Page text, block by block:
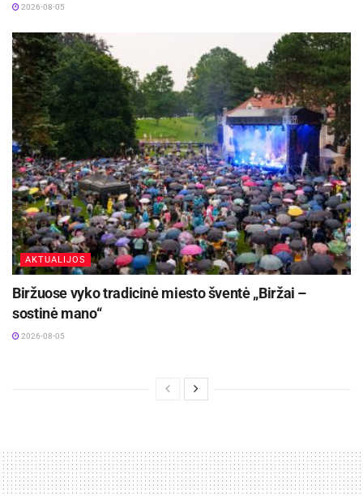
2026-08-05
AKTUALIJOS
Biržuose vyko tradicinė miesto šventė „Biržai –
sostinė mano“
2026-08-05